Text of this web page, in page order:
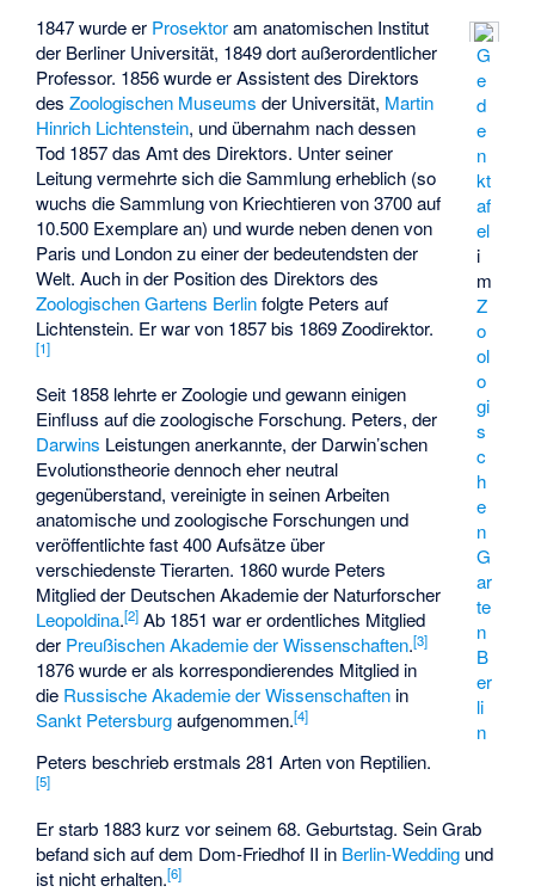
G
e
d
e
n
kt
af
el
i
m
Z
o
ol
o
gi
s
c
h
e
n
G
ar
te
n
B
er
li
n
1847 wurde er Prosektoram anatomischen Institut
der Berliner Universität, 1849 dort außerordentlicher
Professor. 1856 wurde er Assistent des Direktors
desZoologischen Museums der Universität, Martin
Hinrich Lichtenstein, und übernahm nach dessen
Tod 1857 das Amt des Direktors. Unter seiner
Leitung vermehrte sich die Sammlung erheblich (so
wuchs die Sammlung von Kriechtieren von 3700 auf
10.500 Exemplare an) und wurde neben denen von
Paris und London zu einer der bedeutendsten der
Welt. Auch in der Position des Direktors des
Zoologischen Gartens Berlinfolgte Peters auf
Lichtenstein. Er war von 1857 bis 1869 Zoodirektor.
[1]
Seit 1858 lehrte er Zoologie und gewann einigen
Einfluss auf die zoologische Forschung. Peters, der
Darwins Leistungen anerkannte, der Darwin’schen
Evolutionstheorie dennoch eher neutral
gegenüberstand, vereinigte in seinen Arbeiten
anatomische und zoologische Forschungen und
veröffentlichte fast 400 Aufsätze über
verschiedenste Tierarten. 1860 wurde Peters
Mitglied der Deutschen Akademie der Naturforscher
Leopoldina.[2] Ab 1851 war er ordentliches Mitglied
der Preußischen Akademie der Wissenschaften.[3]
1876 wurde er als korrespondierendes Mitglied in
die Russische Akademie der Wissenschaften in
Sankt Petersburgaufgenommen.[4]
Peters beschrieb erstmals 281 Arten von Reptilien.
[5]
Er starb 1883 kurz vor seinem 68. Geburtstag. Sein Grab
befand sich auf dem Dom-Friedhof II in Berlin-Wedding und
ist nicht erhalten.[6]